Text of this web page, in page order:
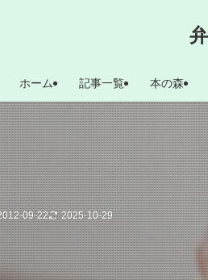
ホーム 記事一覧 本の森
09-22 2025-10-29